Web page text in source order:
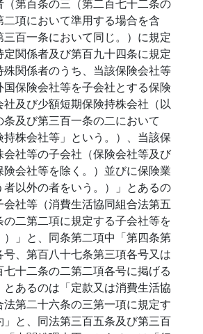
二項において準用する場合を含
三百一条において同じ。）に規定
定関係者及び第百九十四条に規定
殊関係者のうち、当該保険会社等
国保険会社等を子会社とする保険
社及び少額短期保険持株会社（以
条及び第三百一条の二において
持株会社等」という。）、当該保
会社等の子会社（保険会社等及び
険会社等を除く。）並びに保険業
者以外の者をいう。）」とあるの
会社等（消費生活協同組合法第五
の二第二項に規定する子会社等を
）」と、同条第二項中「第四条第
号、第百八十七条第三項各号又は
七十二条の二第二項各号に掲げる
とあるのは「定款又は消費生活協
法第二十六条の三第一項に規定す
」と、同法第三百五条及び第三百